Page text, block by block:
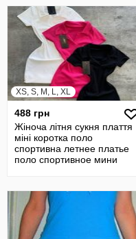
XS, S, M, L, XL
488 грн
Жіноча літня сукня плаття
міні коротка поло
спортивна летнее платье
поло спортивное мини